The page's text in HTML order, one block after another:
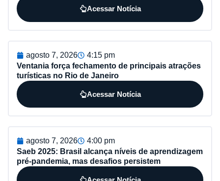
Acessar Notícia
agosto 7, 2026
4:15 pm
Ventania força fechamento de principais atrações
turísticas no Rio de Janeiro
Acessar Notícia
agosto 7, 2026
4:00 pm
Saeb 2025: Brasil alcança níveis de aprendizagem
pré-pandemia, mas desafios persistem